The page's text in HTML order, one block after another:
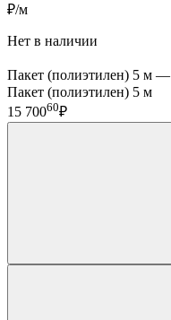
₽/м
Нет в наличии
Пакет (полиэтилен) 5 м —
Пакет (полиэтилен) 5 м
15 70060₽